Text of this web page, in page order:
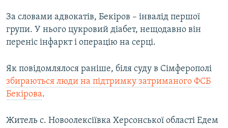
За словами адвокатів, Бекіров – інвалід першої
групи. У нього цукровий діабет, нещодавно він
переніс інфаркт і операцію на серці.
Як повідомлялося раніше, біля суду в Сімферополі
збираються люди на підтримку затриманого ФСБ
Бекірова.
Житель с. Новоолексіївка Херсонської області Едем